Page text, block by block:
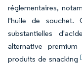
réglementaires,
l'huile de souchet.
substantielles
alternative
produits de snacking